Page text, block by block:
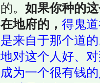
的。 如果你种的
在地府的， 得鬼
是来自于那个道
地对这个人好、
成为一个很有钱